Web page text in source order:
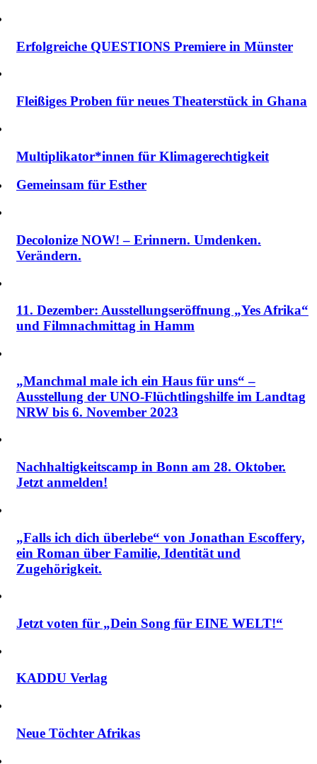
Erfolgreiche QUESTIONS Premiere in Münster
Fleißiges Proben für neues Theaterstück in Ghana
Multiplikator*innen für Klimagerechtigkeit
Gemeinsam für Esther
Decolonize NOW! – Erinnern. Umdenken.
Verändern.
11. Dezember: Ausstellungseröffnung „Yes Afrika“
und Filmnachmittag in Hamm
„Manchmal male ich ein Haus für uns“ –
Ausstellung der UNO-Flüchtlingshilfe im Landtag
NRW bis 6. November 2023
Nachhaltigkeitscamp in Bonn am 28. Oktober.
Jetzt anmelden!
„Falls ich dich überlebe“ von Jonathan Escoffery,
ein Roman über Familie, Identität und
Zugehörigkeit.
Jetzt voten für „Dein Song für EINE WELT!“
KADDU Verlag
Neue Töchter Afrikas